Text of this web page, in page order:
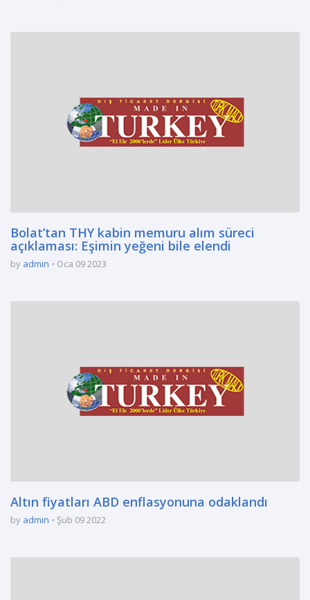
Bolat’tan THY kabin memuru alım süreci
açıklaması: Eşimin yeğeni bile elendi
by admin Oca 09 2023
Altın fiyatları ABD enflasyonuna odaklandı
by admin Şub 09 2022